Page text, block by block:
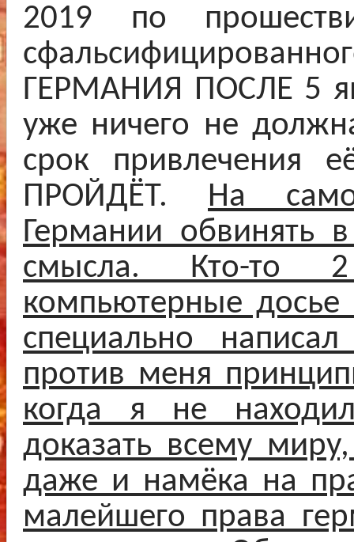
2019 по
ГЕРМАНИЯ ПОСЛЕ 5
уже ничего не
срок привлечения
ПРОЙДЁТ. На
Германии обвинять
смысла. Кто-то
компьютерные
специально
против меня
когда я не
доказать всему
даже и намёка на
малейшего права